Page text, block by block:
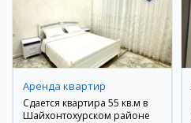
Аренда квартир
Сдается квартира 55 кв.м в
Шайхонтохурском районе